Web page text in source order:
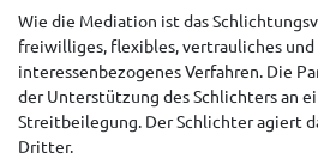
Wie die Mediation ist das
freiwilliges, flexibles, vertrauliches und
interessenbezogenes Verfahren. Die
der Unterstützung des Schlichters an
Streitbeilegung. Der Schlichter agiert
Dritter.